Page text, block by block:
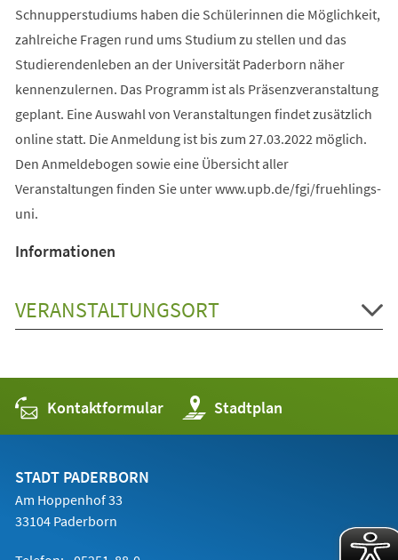
Schnupperstudiums haben die Schülerinnen die Möglichkeit,
zahlreiche Fragen rund ums Studium zu stellen und das
Studierendenleben an der Universität Paderborn näher
kennenzulernen. Das Programm ist als Präsenzveranstaltung
geplant. Eine Auswahl von Veranstaltungen findet zusätzlich
online statt. Die Anmeldung ist bis zum 27.03.2022 möglich.
Den Anmeldebogen sowie eine Übersicht aller
Veranstaltungen finden Sie unter www.upb.de/fgi/fruehlings-
uni.
Informationen
VERANSTALTUNGSORT
Kontaktformular Stadtplan
(Öffnet
in
einem
STADT PADERBORN
Am Hoppenhof 33
33104 Paderborn